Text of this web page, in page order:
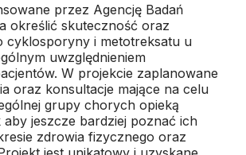
przez Agencję Badań
określić skuteczność oraz
cyklosporyny i metotreksatu u
uwzględnieniem
W projekcie zaplanowane
oraz konsultacje mające na celu
grupy chorych opieką
jeszcze bardziej poznać ich
zdrowia fizycznego oraz